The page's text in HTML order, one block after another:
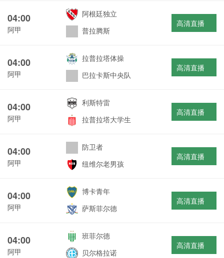
04:00
阿甲
阿根廷独立
普拉腾斯
高清直播
04:00
阿甲
拉普拉塔体操
巴拉卡斯中央队
高清直播
04:00
阿甲
利斯特雷
拉普拉塔大学生
高清直播
04:00
阿甲
防卫者
纽维尔老男孩
高清直播
04:00
阿甲
博卡青年
萨斯菲尔德
高清直播
04:00
阿甲
班菲尔德
贝尔格拉诺
高清直播